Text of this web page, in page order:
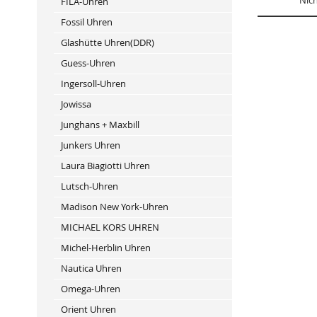
Fossil Uhren
Glashütte Uhren(DDR)
Guess-Uhren
Ingersoll-Uhren
Jowissa
Junghans + Maxbill
Junkers Uhren
Laura Biagiotti Uhren
Lutsch-Uhren
Madison New York-Uhren
MICHAEL KORS UHREN
Michel-Herblin Uhren
Nautica Uhren
Omega-Uhren
Orient Uhren